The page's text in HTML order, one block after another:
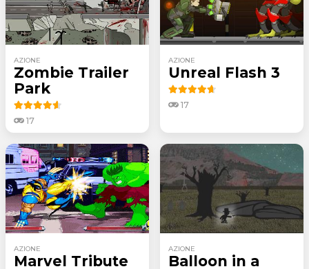
AZIONE
Zombie Trailer
Park
17
AZIONE
Unreal Flash 3
17
AZIONE
Marvel Tribute
AZIONE
Balloon in a